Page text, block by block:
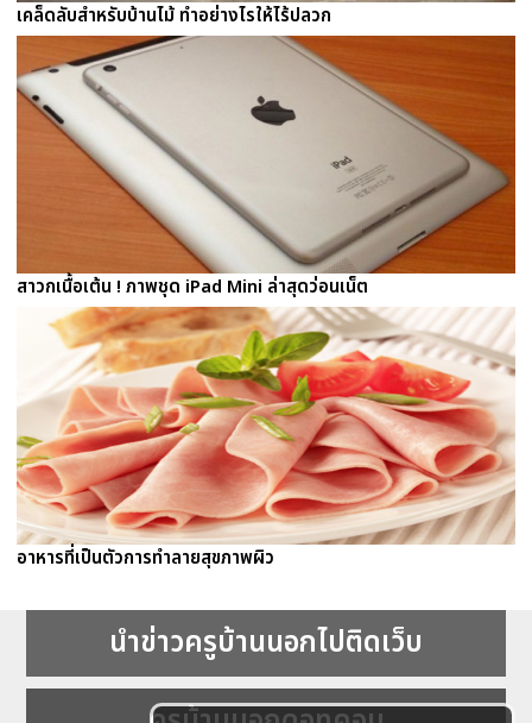
เคล็ดลับสำหรับบ้านไม้ ทำอย่างไรให้ไร้ปลวก
สาวกเนื้อเต้น ! ภาพชุด iPad Mini ล่าสุดว่อนเน็ต
อาหารที่เป็นตัวการทำลายสุขภาพผิว
นำข่าวครูบ้านนอกไปติดเว็บ